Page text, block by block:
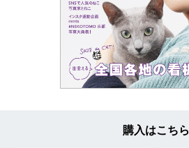
購入はこちら